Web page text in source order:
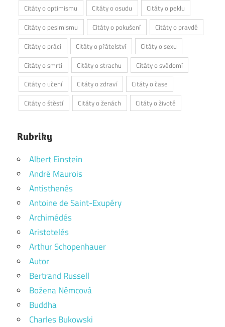
Citáty o optimismu Citáty o osudu
Citáty o peklu
Citáty o pesimismu
Citáty o pokušení
Citáty o pravdě
Citáty o práci
Citáty o přátelství
Citáty o sexu
Citáty o smrti
Citáty o strachu
Citáty o svědomí
Citáty o učení
Citáty o zdraví
Citáty o čase
Citáty o štěstí
Citáty o ženách Citáty o životě
Rubriky
Albert Einstein
André Maurois
Antisthenés
Antoine de Saint-Exupéry
Archimédés
Aristotelés
Arthur Schopenhauer
Autor
Bertrand Russell
Božena Němcová
Buddha
Charles Bukowski